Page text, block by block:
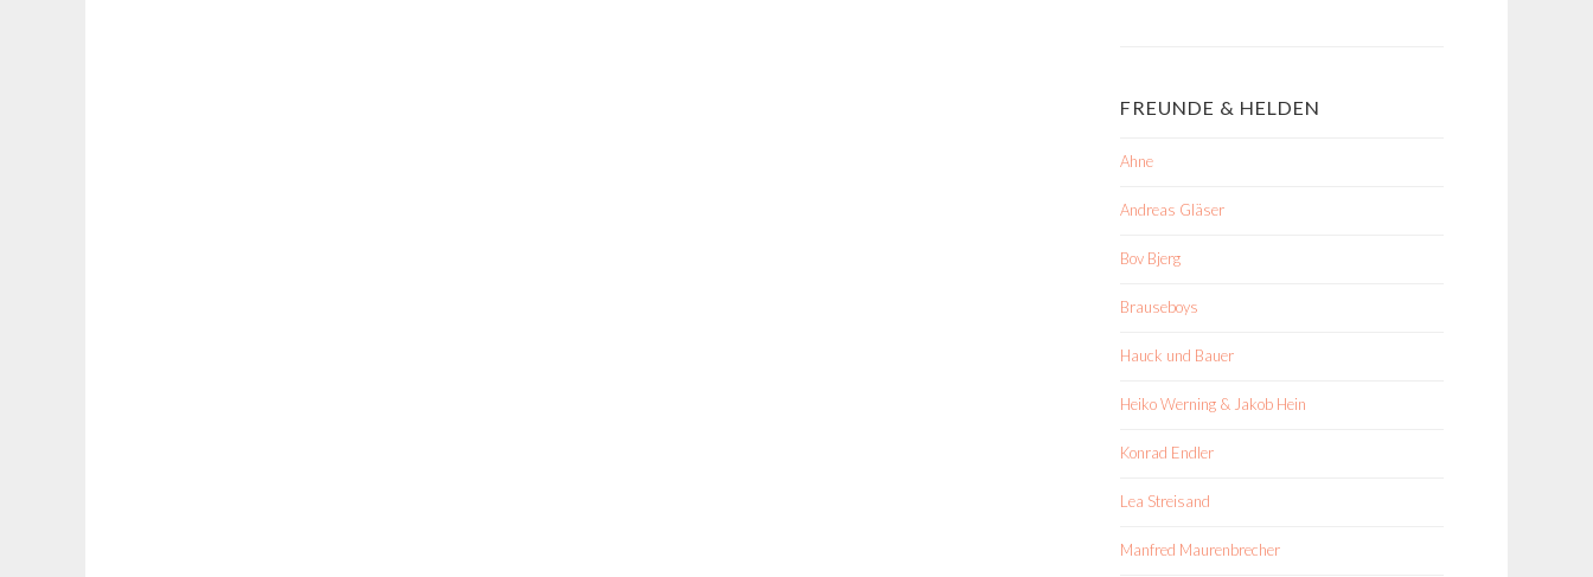
FREUNDE & HELDEN
Ahne
Andreas Gläser
Bov Bjerg
Brauseboys
Hauck und Bauer
Heiko Werning & Jakob Hein
Konrad Endler
Lea Streisand
Manfred Maurenbrecher